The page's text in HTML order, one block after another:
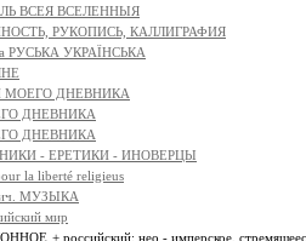
ВСЕЯ ВСЕЛЕННЫЯ
РУКОПИСЬ, КАЛЛИГРАФИЯ
РУСЬКА УКРАЇНСЬКА
МОЕГО ДНЕВНИКА
ДНЕВНИКА
ДНЕВНИКА
- ЕРЕТИКИ - ИНОВЕРЦЫ
la liberté religieus
МУЗЫКА
мир
+ российский: нео - имперское,